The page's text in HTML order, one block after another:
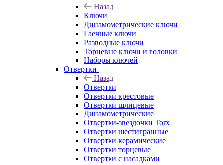
Назад
Ключи
Динамометрические ключи
Гаечные ключи
Разводные ключи
Торцевые ключи и головки
Наборы ключей
Отвертки
Назад
Отвертки
Отвертки крестовые
Отвертки шлицевые
Динамометрические
Отвертки-звездочки Torx
Отвертки шестигранные
Отвертки керамические
Отвертки торцевые
Отвертки с насадками